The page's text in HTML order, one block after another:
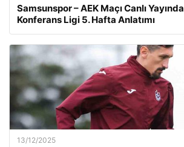
Samsunspor – AEK Maçı Canlı
Konferans Ligi 5. Hafta Anlatımı
13/12/2025